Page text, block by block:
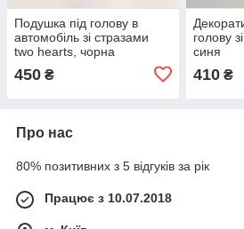
Подушка під голову в
автомобіль зі стразами
two hearts, чорна
450 ₴
голову
синя
410₴
Про нас
80% позитивних з 5 відгуків за рік
Працює з 10.07.2018